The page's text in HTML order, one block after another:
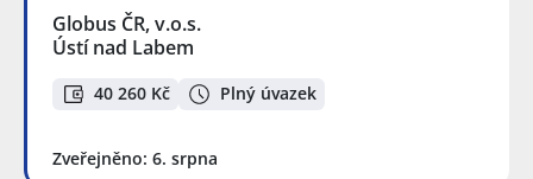
Globus ČR, v.o.s.
Ústí nad Labem
40 260 Kč Plný úvazek
Zveřejněno: 6. srpna